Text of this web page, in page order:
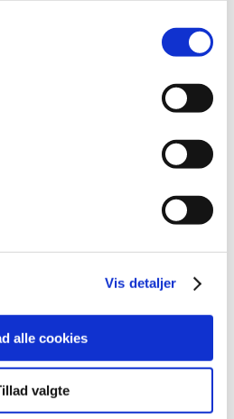
Vis detaljer
alle cookies
valgte